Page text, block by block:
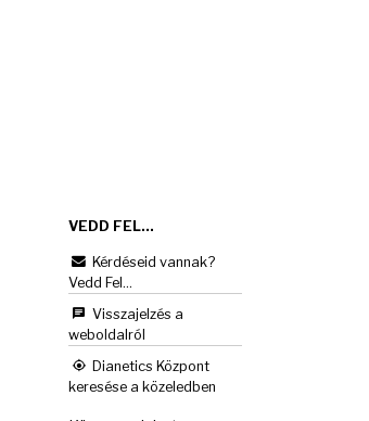
VEDD FEL...
Kérdéseid vannak?
Vedd Fel...
Visszajelzés a
weboldalról
Dianetics Központ
keresése a közeledben